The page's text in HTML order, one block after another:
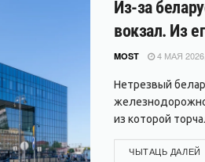
Из-за
вокзал. Из
MOST 4 МАЯ
Нетрезвый
из которой
ЧЫТАЦЬ ДАЛЕЙ